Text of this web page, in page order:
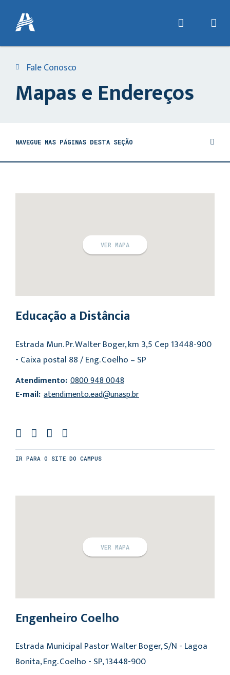
Fale Conosco
Mapas e Endereços
NAVEGUE NAS PÁGINAS DESTA SEÇÃO
VER MAPA
Educação a Distância
Estrada Mun. Pr. Walter Boger, km 3,5 Cep 13448-900
- Caixa postal 88 / Eng. Coelho – SP
Atendimento: 0800 948 0048
E-mail: atendimento.ead@unasp.br
IR PARA O SITE DO CAMPUS
VER MAPA
Engenheiro Coelho
Estrada Municipal Pastor Walter Boger, S/N - Lagoa
Bonita, Eng. Coelho - SP, 13448-900